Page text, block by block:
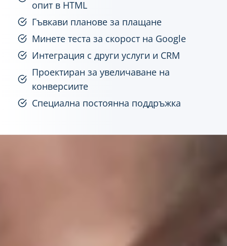
опит в HTML
Гъвкави планове за плащане
Минете теста за скорост на Google
Интеграция с други услуги и CRM
Проектиран за увеличаване на
конверсиите
Специална постоянна поддръжка